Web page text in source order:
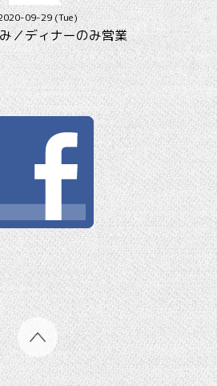
09-29 (Tue)
／ディナーのみ営業